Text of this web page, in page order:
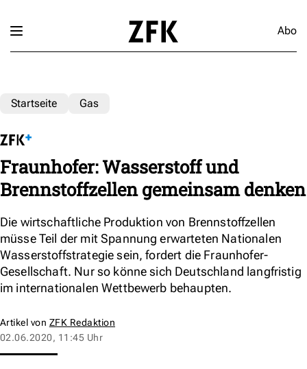
Abo
Startseite Gas
Fraunhofer: Wasserstoff und
Brennstoffzellen gemeinsam denken
Die wirtschaftliche Produktion von Brennstoffzellen
müsse Teil der mit Spannung erwarteten Nationalen
Wasserstoffstrategie sein, fordert die Fraunhofer-
Gesellschaft. Nur so könne sich Deutschland langfristig
im internationalen Wettbewerb behaupten.
Artikel von ZFK Redaktion
02.06.2020, 11:45 Uhr